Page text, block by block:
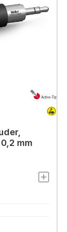
Panne Forme Conique, Longue 0,2 mm